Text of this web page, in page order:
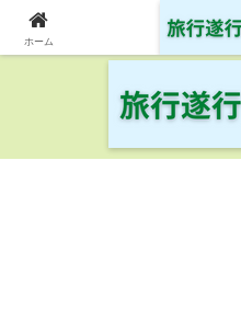
日本の鉄道・空港を制
ホーム